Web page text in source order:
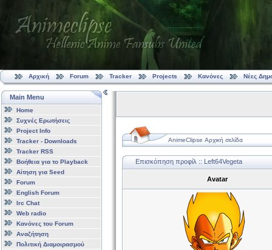
Αρχική Forum Tracker Projects Κανόνες Νέες
Main Menu
Home
Συχνές Ερωτήσεις
Project Info
Tracker - Downloads
Tracker RSS
Βοήθεια για το Playback
Αίτηση για Seed
Forum
English Forum
Irc Chat
Web radio
Κανόνες του Forum
Αναζήτηση
Πολιτική Διαμοιρασμού
AnimeClipse Αρχική σελίδα
Επισκόπηση προφίλ :: Left64Vegeta
Avatar